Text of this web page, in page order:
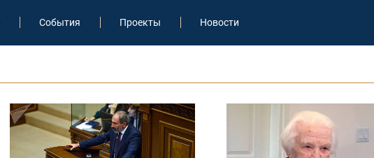
События Проекты Новости